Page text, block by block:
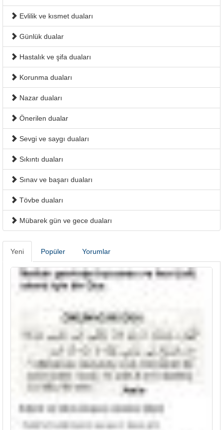
Evlilik ve kısmet duaları
Günlük dualar
Hastalık ve şifa duaları
Korunma duaları
Nazar duaları
Önerilen dualar
Sevgi ve saygı duaları
Sıkıntı duaları
Sınav ve başarı duaları
Tövbe duaları
Mübarek gün ve gece duaları
Yeni Popüler Yorumlar